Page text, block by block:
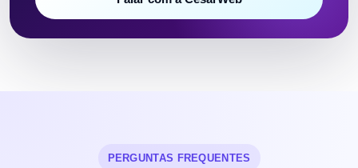
PERGUNTAS FREQUENTES